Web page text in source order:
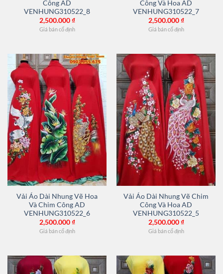
Công AD
VENHUNG310522_8
2,500.000₫
Giá bán cố định
Công Và Hoa AD
VENHUNG310522_7
2,500.000₫
Giá bán cố định
Vải Áo Dài Nhung Vẽ Hoa
Và Chim Công AD
VENHUNG310522_6
2,500.000₫
Giá bán cố định
Vải Áo Dài Nhung Vẽ Chim
Công Và Hoa AD
VENHUNG310522_5
2,500.000₫
Giá bán cố định